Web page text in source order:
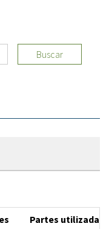
Buscar
Partes utilizadas